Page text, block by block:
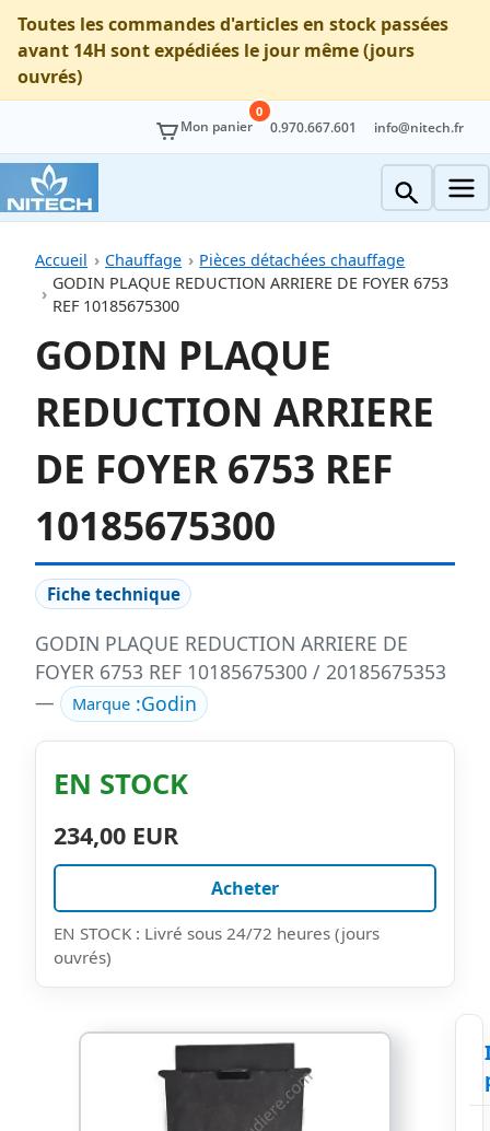
Toutes les commandes d'articles en stock passées
avant 14H sont expédiées le jour même (jours
ouvrés)
Mon panier
0
0.970.667.601 info@nitech.fr
Accueil Chauffage
Pièces détachées chauffage
GODIN PLAQUE REDUCTION ARRIERE DE FOYER 6753
REF 10185675300
GODIN PLAQUE
REDUCTION ARRIERE
DE FOYER 6753 REF
10185675300
Fiche technique
GODIN PLAQUE REDUCTION ARRIERE DE
FOYER 6753 REF 10185675300 / 20185675353
—
Marque:Godin
EN STOCK
234,00 EUR
Acheter
EN STOCK : Livré sous 24/72 heures (jours
ouvrés)